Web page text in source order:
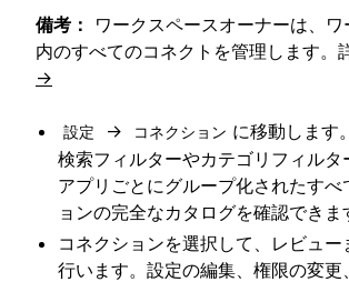
備考：
ワークスペースオーナーは、ワ
内のすべてのコネクトを管理します。
→
設定 → コネクション に移動します
検索フィルターやカテゴリフィルタ
アプリごとにグループ化されたすべ
ョンの完全なカタログを確認できま
コネクションを選択して、レビュー
行います。設定の編集、権限の変更